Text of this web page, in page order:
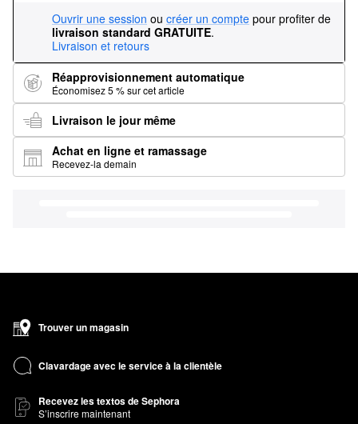
Ouvrir une session ou créer un compte pour profiter de
livraison standard GRATUITE.
Livraison et retours
Réapprovisionnement automatique
Économisez 5 % sur cet article
Livraison le jour même
Achat en ligne et ramassage
Recevez-la demain
Trouver un magasin
Clavardage avec le service à la clientèle
Recevez les textos de Sephora
S’inscrire maintenant